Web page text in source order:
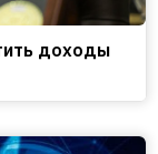
доходы